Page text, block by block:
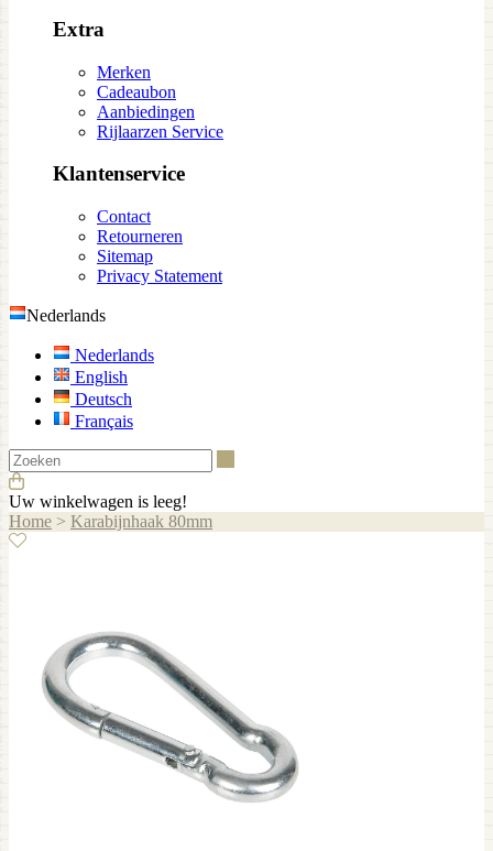
Extra
Merken
Cadeaubon
Aanbiedingen
Rijlaarzen Service
Klantenservice
Contact
Retourneren
Sitemap
Privacy Statement
Nederlands
Nederlands
English
Deutsch
Français
Uw winkelwagen is leeg!
Home > Karabijnhaak 80mm